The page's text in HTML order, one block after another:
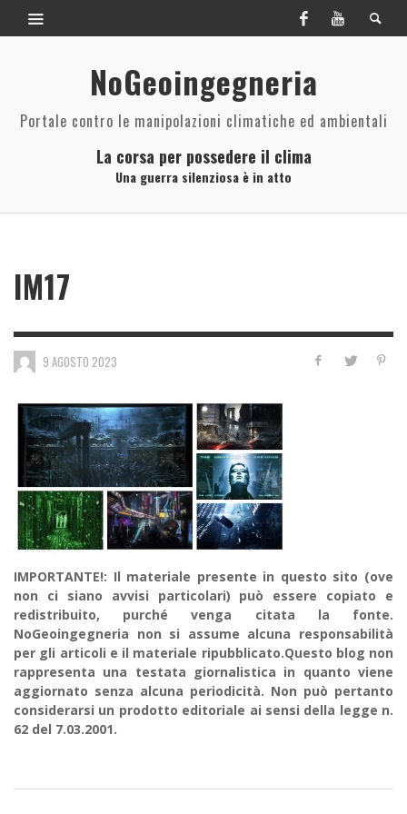
NoGeoingegneria
Portale contro le manipolazioni climatiche ed ambientali
La corsa per possedere il clima
Una guerra silenziosa è in atto
IM17
9 AGOSTO 2023
IMPORTANTE!: Il materiale presente in questo sito (ove
non ci siano avvisi particolari) può essere copiato e
redistribuito, purché venga citata la fonte.
NoGeoingegneria non si assume alcuna responsabilità
per gli articoli e il materiale ripubblicato.Questo blog non
rappresenta una testata giornalistica in quanto viene
aggiornato senza alcuna periodicità. Non può pertanto
considerarsi un prodotto editoriale ai sensi della legge n.
62 del 7.03.2001.